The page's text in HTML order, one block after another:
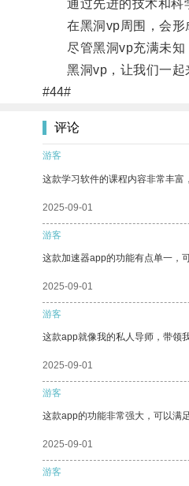
通过先进的技术和科学
在黑洞vp周围，会形成
尽管黑洞vp充满未知，
黑洞vp，让我们一起
#44#
评论
游客
这款学习软件的课程内容非常丰富
2025-09-01
游客
这款加速器app的功能有点单一，
2025-09-01
游客
这款app就像我的私人导师，带领
2025-09-01
游客
这款app的功能非常强大，可以满
2025-09-01
游客